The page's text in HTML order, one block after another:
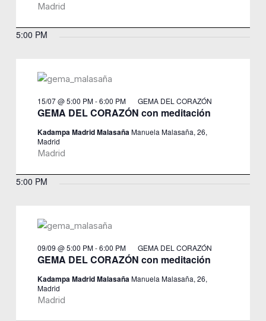
Madrid
5:00 PM
GEMA DEL CORAZÓN con meditación
15/07 @ 5:00 PM-6:00 PM GEMA DEL CORAZÓN
Kadampa Madrid MalasañaManuela Malasaña, 26,
Madrid
Madrid
5:00 PM
GEMA DEL CORAZÓN con meditación
09/09 @ 5:00 PM-6:00 PM GEMA DEL CORAZÓN
Kadampa Madrid MalasañaManuela Malasaña, 26,
Madrid
Madrid